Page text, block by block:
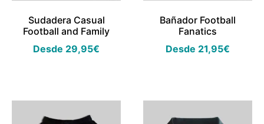
Sudadera Casual
Football and Family
Desde 29,95€
Bañador Football
Fanatics
Desde 21,95€